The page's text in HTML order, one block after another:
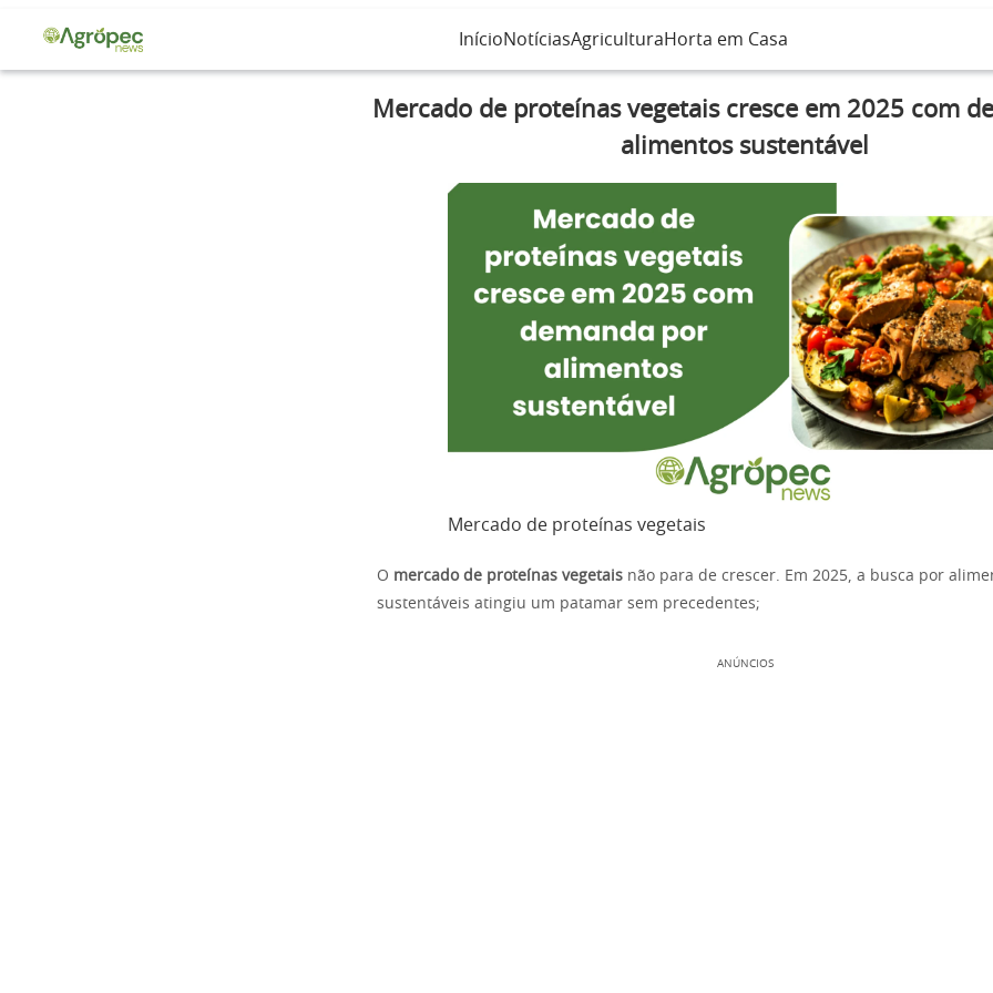
InícioNotíciasAgricultura Horta em Casa
Mercado de proteínas vegetais cresce em 2025 com
alimentos sustentável
Mercado de proteínas vegetais
O mercado de proteínas vegetais não para de crescer. Em 2025, a busca por
sustentáveis atingiu um patamar sem precedentes;
ANÚNCIOS